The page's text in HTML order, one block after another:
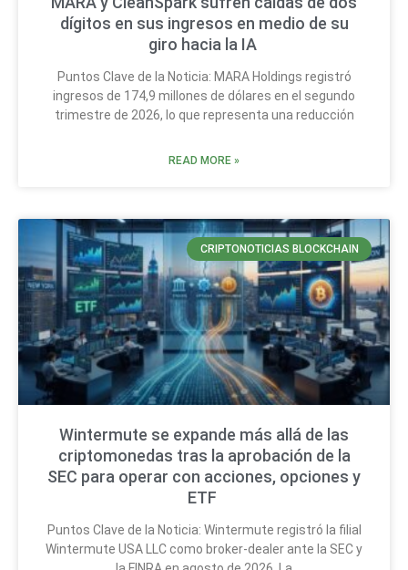
dígitos en sus ingresos en medio de su
giro hacia la IA
Puntos Clave de la Noticia: MARA Holdings registró
ingresos de 174,9 millones de dólares en el segundo
trimestre de 2026, lo que representa una reducción
READ MORE »
CRIPTONOTICIAS BLOCKCHAIN
Wintermute se expande más allá de las
criptomonedas tras la aprobación de la
SEC para operar con acciones, opciones y
ETF
Puntos Clave de la Noticia: Wintermute registró la filial
Wintermute USA LLC como broker-dealer ante la SEC y